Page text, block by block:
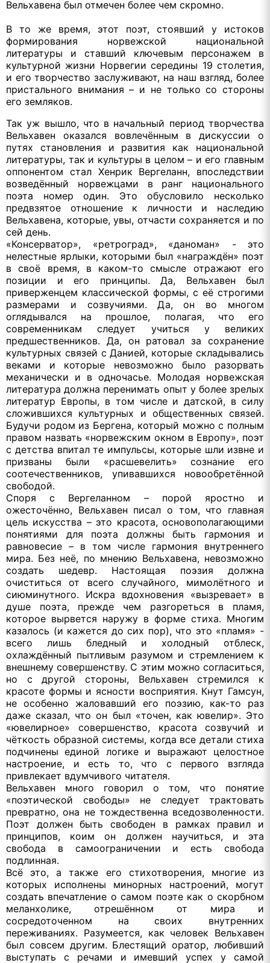
Вельхавена был отмечен более чем скромно.
В то же время, этот поэт, стоявший у истоков
формирования норвежской национальной
литературы и ставший ключевым персонажем в
культурной жизни Норвегии середины 19 столетия,
и его творчество заслуживают, на наш взгляд, более
пристального внимания – и не только со стороны
его земляков.
Так уж вышло, что в начальный период творчества
Вельхавен оказался вовлечённым в дискуссии о
путях становления и развития как национальной
литературы, так и культуры в целом – и его главным
оппонентом стал Хенрик Вергеланн, впоследствии
возведённый норвежцами в ранг национального
поэта номер один. Это обусловило несколько
предвзятое отношение к личности и наследию
Вельхавена, которые, увы, отчасти сохраняется и по
сей день.
«Консерватор», «ретроград», «даноман» - это
нелестные ярлыки, которыми был «награждён» поэт
в своё время, в каком-то смысле отражают его
позиции и его принципы. Да, Вельхавен был
приверженцем классической формы, с её строгими
размерами и созвучиями. Да, он во многом
оглядывался на прошлое, полагая, что его
современникам следует учиться у великих
предшественников. Да, он ратовал за сохранение
культурных связей с Данией, которые складывались
веками и которые невозможно было разорвать
механически и в одночасье. Молодая норвежская
литература должна перенимать опыт у более зрелых
литератур Европы, в том числе и датской, в силу
сложившихся культурных и общественных связей.
Будучи родом из Бергена, который можно с полным
правом назвать «норвежским окном в Европу», поэт
с детства впитал те импульсы, которые шли извне и
призваны были «расшевелить» сознание его
соотечественников, упивавшихся новообретённой
свободой.
Споря с Вергеланном – порой яростно и
ожесточённо, Вельхавен писал о том, что главная
цель искусства – это красота, основополагающими
понятиями для поэта должны быть гармония и
равновесие – в том числе гармония внутреннего
мира. Без неё, по мнению Вельхавена, невозможно
создать шедевр. Настоящая поэзия должна
очиститься от всего случайного, мимолётного и
сиюминутного. Искра вдохновения «вызревает» в
душе поэта, прежде чем разгореться в пламя,
которое вырвется наружу в форме стиха. Многим
казалось (и кажется до сих пор), что это «пламя» -
всего лишь бледный и холодный отблеск,
охлаждённый пытливым разумом и стремлением к
внешнему совершенству. С этим можно согласиться,
но с другой стороны, Вельхавен стремился к
красоте формы и ясности восприятия. Кнут Гамсун,
не особенно жаловавший его поэзию, как-то раз
даже сказал, что он был «точен, как ювелир». Это
«ювелирное» совершенство, красота созвучий и
чёткость образной системы, когда все детали стиха
подчинены единой логике и выражают целостное
настроение, и есть то, что с первого взгляда
привлекает вдумчивого читателя.
Вельхавен много говорил о том, что понятие
«поэтической свободы» не следует трактовать
превратно, она не тождественна вседозволенности.
Поэт должен быть свободен в рамках правил и
принципов, коим он должен научиться, и эта
свобода в самоограничении и есть свобода
подлинная.
Всё это, а также его стихотворения, многие из
которых исполнены минорных настроений, могут
создать впечатление о самом поэте как о скорбном
меланхолике, отрешённом от мира и
сосредоточенном на своих внутренних
переживаниях. Разумеется, как человек Вельхавен
был совсем другим. Блестящий оратор, любивший
выступать с речами и имевший успех у самой